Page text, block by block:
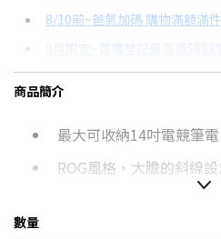
分期數
12期
24期
每期金額
8/10前~爸氣加碼 購物滿額滿
8月限定~首購登記最高領$888
台灣大哥大Open Possible聯
商品簡介
最大可收納14吋電競筆
ROG風格，大膽的斜線
數量